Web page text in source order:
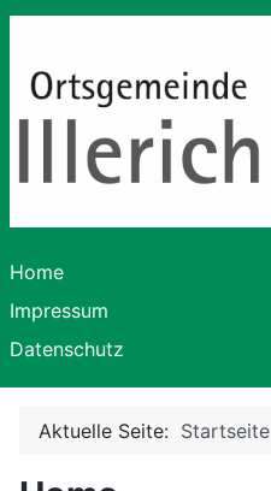
Home
Impressum
Datenschutz
Aktuelle Seite: Startseite